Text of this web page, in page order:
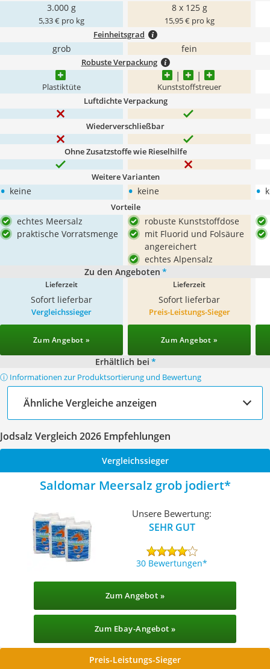
3.000 g
5,33 € pro kg
8 x 125 g
15,95 € pro kg
Feinheitsgrad
grob fein
Robuste Verpackung
Plastiktüte Kunststoffstreuer
Luftdichte Verpackung
Wiederverschließbar
Ohne Zusatzstoffe wie Rieselhilfe
Weitere Varianten
• keine • keine •
Vorteile
echtes Meersalz
praktische Vorratsmenge
robuste Kunststoffdose
mit Fluorid und Folsäure
angereichert
echtes Alpensalz
Zu den Angeboten *
Lieferzeit
Sofort lieferbar
Lieferzeit
Sofort lieferbar
Vergleichssieger
Zum Angebot »
Preis-Leistungs-Sieger
Zum Angebot »
Erhältlich bei *
ⓘ Informationen zur Produktsortierung und Bewertung
Ähnliche Vergleiche anzeigen
Jodsalz Vergleich 2026 Empfehlungen
Vergleichssieger
Saldomar Meersalz grob jodiert
Unsere Bewertung:
SEHR GUT
30 Bewertungen
Zum Angebot »
Zum Ebay-Angebot »
Preis-Leistungs-Sieger